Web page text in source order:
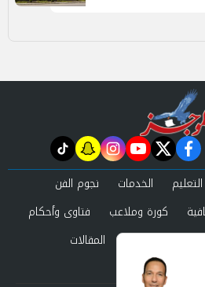
facebook
twitter
youtube
instagram
snapchat
tiktok
الخدمات
نجوم الفن
كورة وملاعب
فتاوى وأحكام
حوادث ومحاكم
المقالات